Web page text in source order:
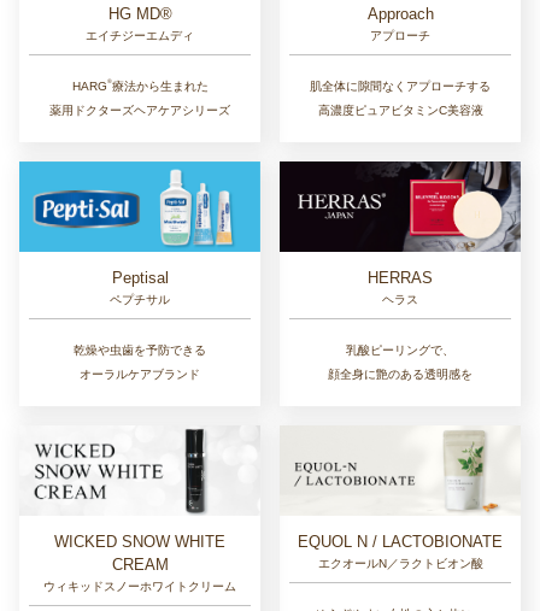
HG MD®
エイチジーエムディ
HARG®︎療法から生まれた
薬用ドクターズヘアケアシリーズ
Approach
アプローチ
肌全体に隙間なくアプローチする
高濃度ピュアビタミンC美容液
Peptisal
ペプチサル
乾燥や虫歯を予防できる
オーラルケアブランド
HERRAS
ヘラス
乳酸ピーリングで、
顔全身に艶のある透明感を
WICKED SNOW WHITE
CREAM
ウィキッドスノーホワイトクリーム
EQUOL N / LACTOBIONATE
エクオールN／ラクトビオン酸